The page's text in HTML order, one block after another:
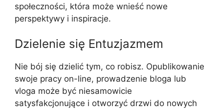
społeczności, która może wnieść nowe
perspektywy i inspiracje.
Dzielenie się Entuzjazmem
Nie bój się dzielić tym, co robisz. Opublikowanie
swoje pracy on-line, prowadzenie bloga lub
vloga może być niesamowicie
satysfakcjonujące i otworzyć drzwi do nowych